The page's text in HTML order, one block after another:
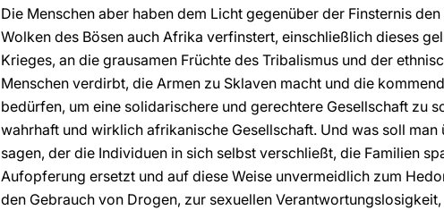
Die Menschen aber haben dem Licht gegenüber der Finsternis
Wolken des Bösen auch Afrika verfinstert, einschließlich dieses
Krieges, an die grausamen Früchte des Tribalismus und der
Menschen verdirbt, die Armen zu Sklaven macht und die
bedürfen, um eine solidarischere und gerechtere Gesellschaft zu
wahrhaft und wirklich afrikanische Gesellschaft. Und was soll
sagen, der die Individuen in sich selbst verschließt, die Familien
Aufopferung ersetzt und auf diese Weise unvermeidlich zum
den Gebrauch von Drogen, zur sexuellen